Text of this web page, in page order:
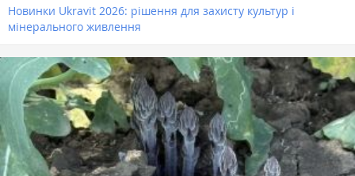
Новинки Ukravit 2026: рішення для захисту культур і
мінерального живлення